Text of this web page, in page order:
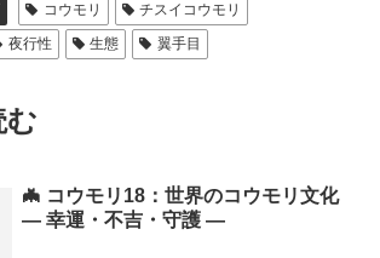
コウモリ
チスイコウモリ
夜行性 生態 翼手目
む
🦇 コウモリ18：世界のコウモリ文化
― 幸運・不吉・守護 ―